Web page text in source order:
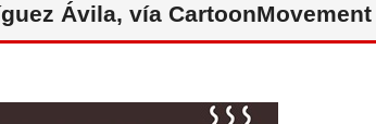
Ávila, vía CartoonMovement